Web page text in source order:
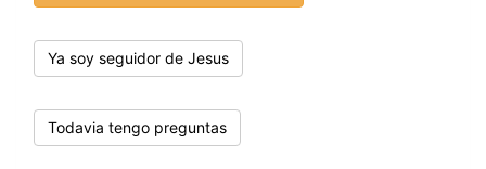
Ya soy seguidor de Jesus
Todavia tengo preguntas